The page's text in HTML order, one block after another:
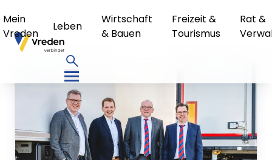
Mein
Vreden
Leben
Wirtschaft
& Bauen
Freizeit &
Tourismus
Rat &